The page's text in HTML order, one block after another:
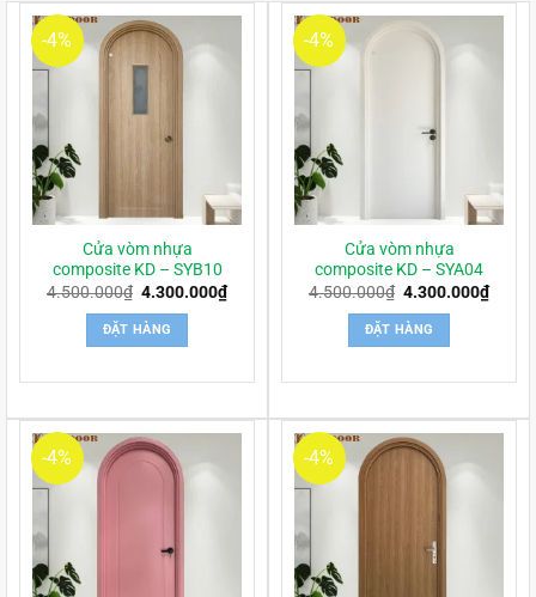
-4%
Cửa vòm nhựa
composite KD – SYB10
4.500.000₫ Giá
là:
4.500.000₫.
4.300.000₫Giá
hiện
ĐẶT HÀNG
-4%
Cửa vòm nhựa
composite KD – SYA04
4.500.000₫ Giá
là:
4.500.000₫.
4.300.000₫Giá
hiện
ĐẶT HÀNG
-4% -4%